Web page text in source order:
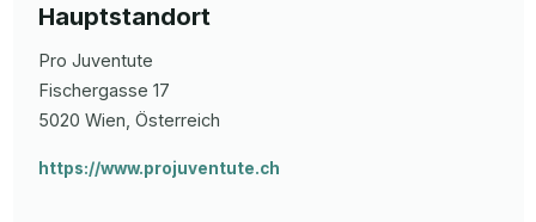
Hauptstandort
Pro Juventute
Fischergasse 17
5020 Wien , Österreich
https://www.projuventute.ch